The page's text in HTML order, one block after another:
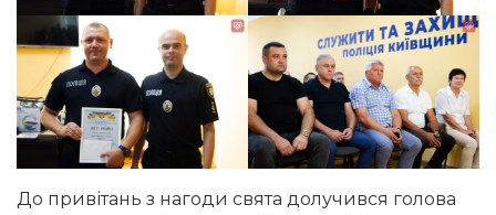
До привітань з нагоди свята долучився голова